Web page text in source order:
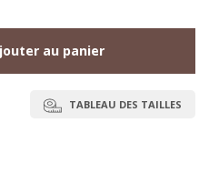
au panier
TABLEAU DES TAILLES